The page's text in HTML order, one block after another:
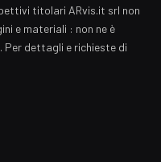
titolari ARvis.it srl non
e materiali : non ne è
dettagli e richieste di